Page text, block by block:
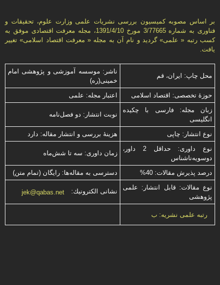
بر اساس مصوبه کمیسیون بررسی نشریات علمی وزارت علوم، تحقیقات و
فناوری به شماره 3/77665 مورخ 1391/4/10، مجله معرفت اقتصادی موفق به
کسب رتبه « علمی» گردید و نام آن به مجله « معرفت اقتصاد اسلامی» تغییر
یافت.
محل چاپ: ایران، قم
ناشر: موسسه آموزشی و پژوهشی امام
خمینی(ره)
حوزۀ تخصصی: اقتصاد اسلامی
اعتبار مجله: علمی
زبان مجله: فارسی با چكیده
انگلیسی
نوبت انتشار: دو فصل‌نامه
نوع انتشار: چاپی
هزینۀ بررسی و انتشار مقاله: دارد
نوع داوری: حداقل 2 داور،
دوسویه‌ناشناس
زمان داوری: سه تا شش‌ماه
درصد پذیرش مقالات: 40%
دسترسی به مقاله‌ها: رایگان (تمام متن)
نوع مقالات: قابل انتشار: علمی
پژوهشی
نشانی الكترونیك: jek@qabas.net
رتبه علمی نشریه: ب